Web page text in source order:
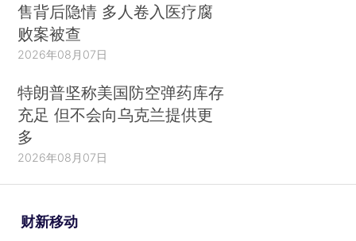
售背后隐情 多人卷入医疗腐
败案被查
2026年08月07日
特朗普坚称美国防空弹药库存
充足 但不会向乌克兰提供更
多
2026年08月07日
财新移动